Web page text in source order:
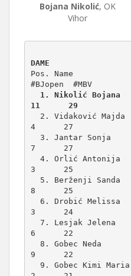
Bojana Nikolić, OK
Vihor
DAME
Pos. Name
#BJopen  #MBV
11      29
4      27
7      27
3      25
8      25
3      24
6      22
9      22